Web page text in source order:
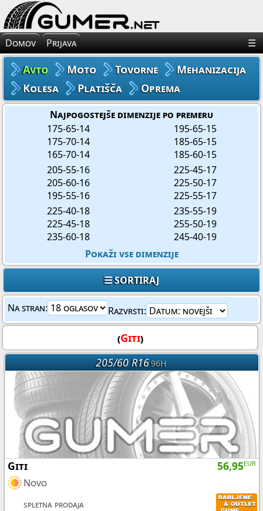
×
Avto Gume
Moto Gume
Tovorne Gume
Gume za Mehanizacijo
Gume za Kolo
Domov Prijava ☰
Avto Moto Tovorne
Mehanizacija
Kolesa
Platišča Oprema
Najpogostejše dimenzije po premeru
175-65-14
175-70-14
165-70-14
195-65-15
185-65-15
185-60-15
205-55-16
205-60-16
195-55-16
225-45-17
225-50-17
225-55-17
225-40-18
225-45-18
235-60-18
235-55-19
255-50-19
245-40-19
Pokaži vse dimenzije
☰ SORTIRAJ
Na stran: Razvrsti:
(Giti)
205/60 R1696H
56,95EUR
Giti
Novo
spletna prodaja